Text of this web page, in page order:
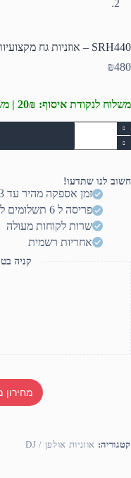
SRH440 – אוזניות גח מקצועיות
₪480
משלוח לנקודת איסוף: 20₪ | משלוח עד הבית: 50₪
כמות
של
SRH440
גח
מקצועיות
חשוב לנו שתדעו!
זמן אספקה מהיר עד 3 ימי עסקים
פריסה ל 6 תשלומים ללא ריבית (יותר? דברו איתנו)
שרות לקוחות מעולה
אחריות רשמית
קניה
מחירון
קטגוריה: אוזניות אולפן / DJ